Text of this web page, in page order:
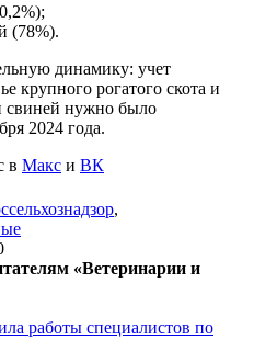
(78%).
динамику: учет
крупного рогатого скота и
нужно было
2024 года.
в Макс и ВК
,
«Ветеринарии и
работы специалистов по